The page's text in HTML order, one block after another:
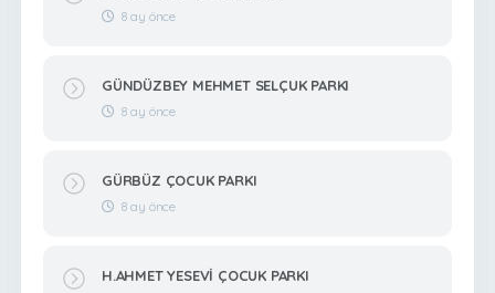
8 ay önce
GÜNDÜZBEY MEHMET SELÇUK PARKI
8 ay önce
GÜRBÜZ ÇOCUK PARKI
8 ay önce
H.AHMET YESEVİ ÇOCUK PARKI